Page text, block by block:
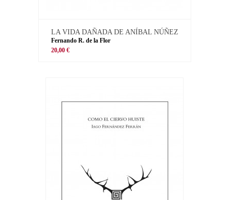
LA VIDA DAÑADA DE ANÍBAL NÚÑEZ
Fernando R. de la Flor
20,00 €